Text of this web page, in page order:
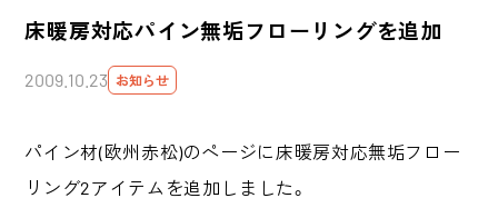
床暖房対応パイン無垢フローリングを追加
2009.10.23 お知らせ
パイン材(欧州赤松)のページに床暖房対応無垢フロー
リング2アイテムを追加しました。